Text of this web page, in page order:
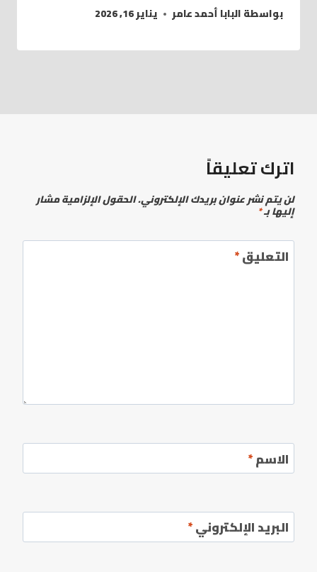
بواسطةالبابا أحمد عامر يناير 16, 2026
اترك تعليقاً
لن يتم نشر عنوان بريدك الإلكتروني.الحقول الإلزامية مشار
إليها بـ*
التعليق*
الاسم*
البريد الإلكتروني*